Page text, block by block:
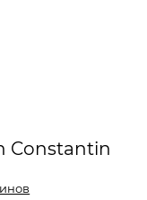
Constantin